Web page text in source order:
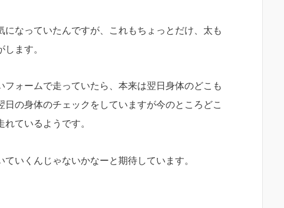
なっていたんですが、これもちょっとだけ、太も
ます。
ォームで走っていたら、本来は翌日身体のどこも
の身体のチェックをしていますが今のところどこ
ているようです。
いくんじゃないかなーと期待しています。